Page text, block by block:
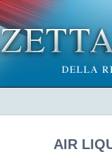
AIR